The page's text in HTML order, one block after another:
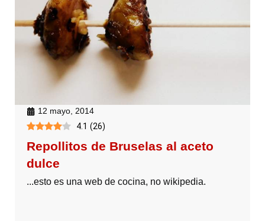
12 mayo, 2014
4.1 (26)
Repollitos de Bruselas al aceto
dulce
...esto es una web de cocina, no wikipedia.